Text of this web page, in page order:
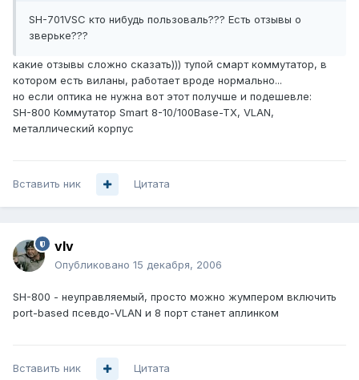
SH-701VSC кто нибудь пользоваль??? Есть отзывы о
зверьке???
какие отзывы сложно сказать))) тупой смарт коммутатор, в
котором есть виланы, работает вроде нормально...
но если оптика не нужна вот этот получше и подешевле:
SH-800 Коммутатор Smart 8-10/100Base-TX, VLAN,
металлический корпус
Вставить ник Цитата
vIv
Опубликовано 15 декабря, 2006
SH-800 - неуправляемый, просто можно жумпером включить
port-based псевдо-VLAN и 8 порт станет аплинком
Вставить ник Цитата